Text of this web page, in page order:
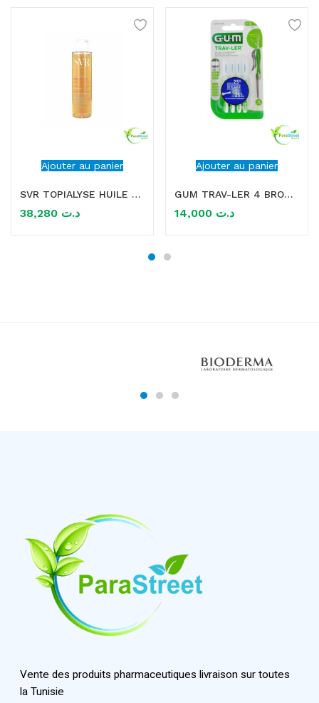
Ajouter au panier
SVR TOPIALYSE HUILE LAVANTE 200ML
د.ت
Ajouter au panier
GUM TRAV-LER 4 BROSSETTES x4 1.1MM
د.ت
Vente des produits pharmaceutiques livraison sur toutes
la Tunisie